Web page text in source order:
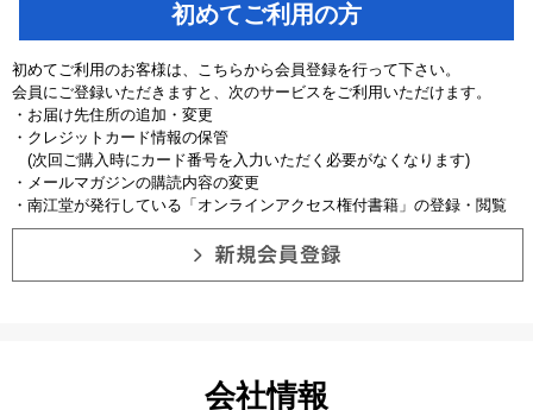
初めてご利用の方
初めてご利用のお客様は、こちらから会員登録を行って下さい。
会員にご登録いただきますと、次のサービスをご利用いただけます。
・お届け先住所の追加・変更
・クレジットカード情報の保管
(次回ご購入時にカード番号を入力いただく必要がなくなります)
・メールマガジンの購読内容の変更
・南江堂が発行している「オンラインアクセス権付書籍」の登録・閲覧
会社情報